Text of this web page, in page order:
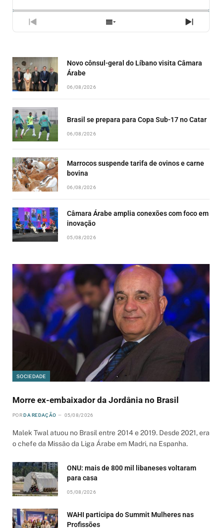
PREVIOUS
EPISODE
SHOW
EPISODES
NEXT
Novo cônsul-geral do Líbano visita Câmara
Árabe
06/08/2026
Brasil se prepara para Copa Sub-17 no Catar
06/08/2026
Marrocos suspende tarifa de ovinos e carne
bovina
06/08/2026
Câmara Árabe amplia conexões com foco em
inovação
05/08/2026
SOCIEDADE
Morre ex-embaixador da Jordânia no Brasil
POR DA REDAÇÃO 05/08/2026
Malek Twal atuou no Brasil entre 2014 e 2019. Desde 2021, era
o chefe da Missão da Liga Árabe em Madri, na Espanha.
ONU: mais de 800 mil libaneses voltaram
para casa
05/08/2026
WAHI participa do Summit Mulheres nas
Profissões